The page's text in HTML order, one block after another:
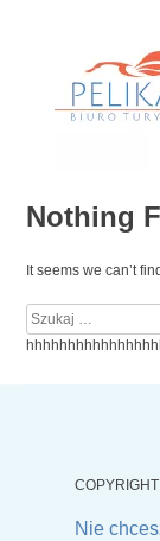
Nothing
It seems we can’t
Szukaj:
Nie